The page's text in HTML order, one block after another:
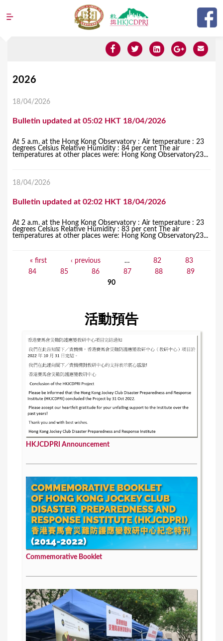
Jump to navigation
Y
e
2026
18/04/2026
Bulletin updated at 05:02 HKT 18/04/2026
At 5 a.m. at the Hong Kong Observatory : Air temperature : 23
degrees Celsius Relative Humidity : 84 per cent The air
temperatures at other places were: Hong Kong Observatory23...
18/04/2026
Bulletin updated at 02:02 HKT 18/04/2026
At 2 a.m. at the Hong Kong Observatory : Air temperature : 23
degrees Celsius Relative Humidity : 83 per cent The air
temperatures at other places were: Hong Kong Observatory23...
« first ‹ previous … 82
83
84
85 86 87 88
89
90
活動預告
HKJCDPRI Announcement
Commemorative Booklet